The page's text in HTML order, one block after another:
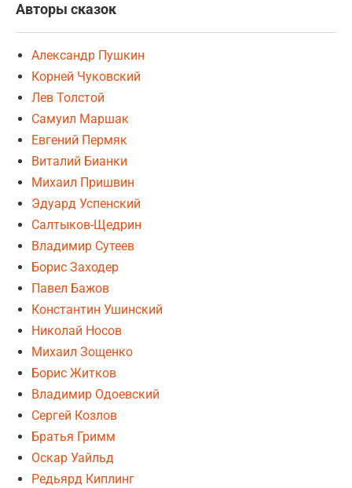
Авторы сказок
Александр Пушкин
Корней Чуковский
Лев Толстой
Самуил Маршак
Евгений Пермяк
Виталий Бианки
Михаил Пришвин
Эдуард Успенский
Салтыков-Щедрин
Владимир Сутеев
Борис Заходер
Павел Бажов
Константин Ушинский
Николай Носов
Михаил Зощенко
Борис Житков
Владимир Одоевский
Сергей Козлов
Братья Гримм
Оскар Уайльд
Редьярд Киплинг